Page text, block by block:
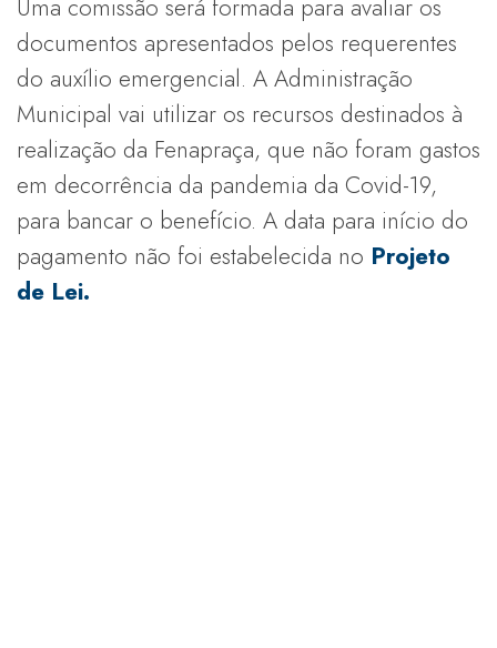
Uma comissão será formada para avaliar os
documentos apresentados pelos requerentes
do auxílio emergencial. A Administração
Municipal vai utilizar os recursos destinados à
realização da Fenapraça, que não foram gastos
em decorrência da pandemia da Covid-19,
para bancar o benefício. A data para início do
pagamento não foi estabelecida no Projeto
de Lei.